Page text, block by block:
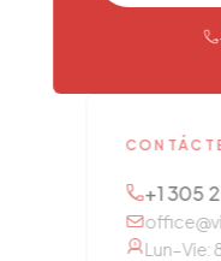
+1 305
Lun–Vie: